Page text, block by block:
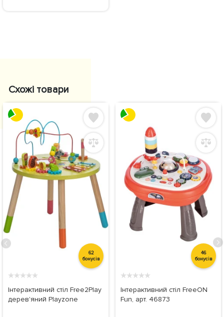
Схожі товари
62
бонусів
★★★★★
Інтерактивний стіл Free2Play
дерев'яний Playzone
46
бонусів
★★★★★
Інтерактивний стіл FreeON
Fun, арт. 46873